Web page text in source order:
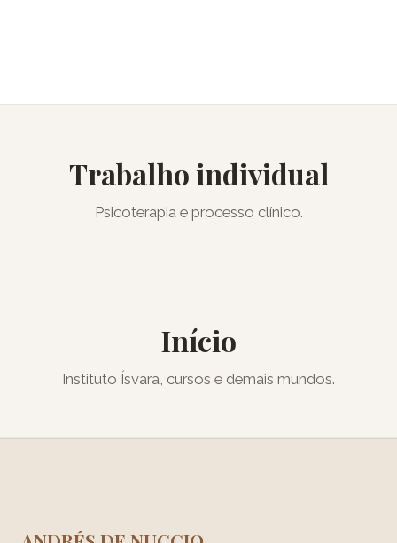
Trabalho individual
Psicoterapia e processo clínico.
Início
Instituto Ísvara, cursos e demais mundos.